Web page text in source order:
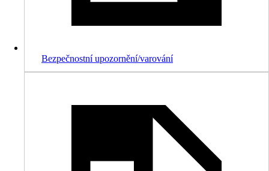
Bezpečnostní upozornění/varování